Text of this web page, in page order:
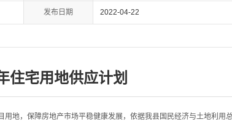
发布日期 2022-04-22
住宅用地供应计划
，保障房地产市场平稳健康发展，依据我县国民经济与土地利用